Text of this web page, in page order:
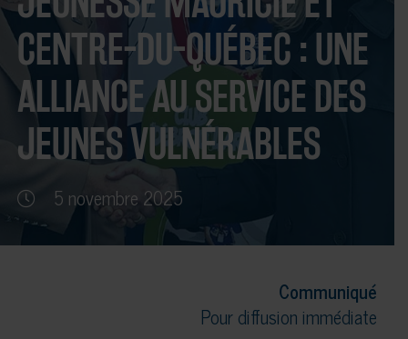
CENTRE-DU-QUÉBEC : UNE
ALLIANCE AU SERVICE DES
JEUNES VULNÉRABLES
5 novembre 2025
Communiqué
Pour diffusion immédiate